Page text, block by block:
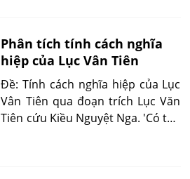
Phân tích tính cách nghĩa
hiệp của Lục Vân Tiên
Đề: Tính cách nghĩa hiệp của Lục
Vân Tiên qua đoạn trích Lục Văn
Tiên cứu Kiều Nguyệt Nga. 'Có thể